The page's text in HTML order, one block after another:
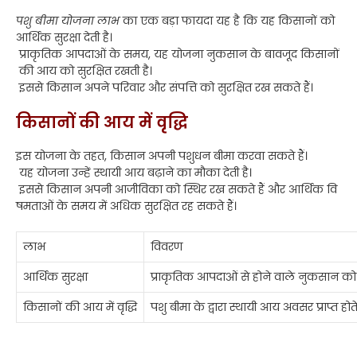
पशु बीमा योजना लाभका एक बड़ा फायदा यह है कि यह किसानों को
आर्थिक सुरक्षा देती है।
प्राकृतिक आपदाओं के समय, यह योजना नुकसान के बावजूद किसानों
की आय को सुरक्षित रखती है।
इससे किसान अपने परिवार और संपत्ति को सुरक्षित रख सकते हैं।
किसानों की आय में वृद्धि
इस योजना के तहत, किसान अपनी पशुधन बीमा करवा सकते हैं।
यह योजना उन्हें स्थायी आय बढ़ाने का मौका देती है।
इससे किसान अपनी आजीविका को स्थिर रख सकते हैं और आर्थिक वि
षमताओं के समय में अधिक सुरक्षित रह सकते हैं।
लाभ
विवरण
आर्थिक सुरक्षा
प्राकृतिक आपदाओं से होने वाले नुकसान को
किसानों की आय में वृद्धि
पशु बीमा के द्वारा स्थायी आय अवसर प्राप्त